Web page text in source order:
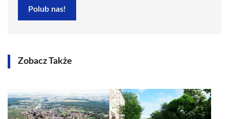
Polub nas!
Zobacz Także